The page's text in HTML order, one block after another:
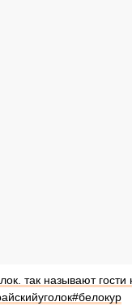
так называют